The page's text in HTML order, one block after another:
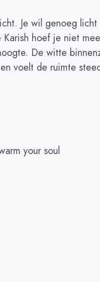
Je wil genoeg
hoef je niet
De witte
voelt de ruimte
your soul